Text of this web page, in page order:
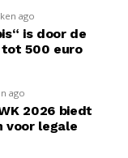
ago
is door de
tot 500 euro
ago
2026 biedt
voor legale